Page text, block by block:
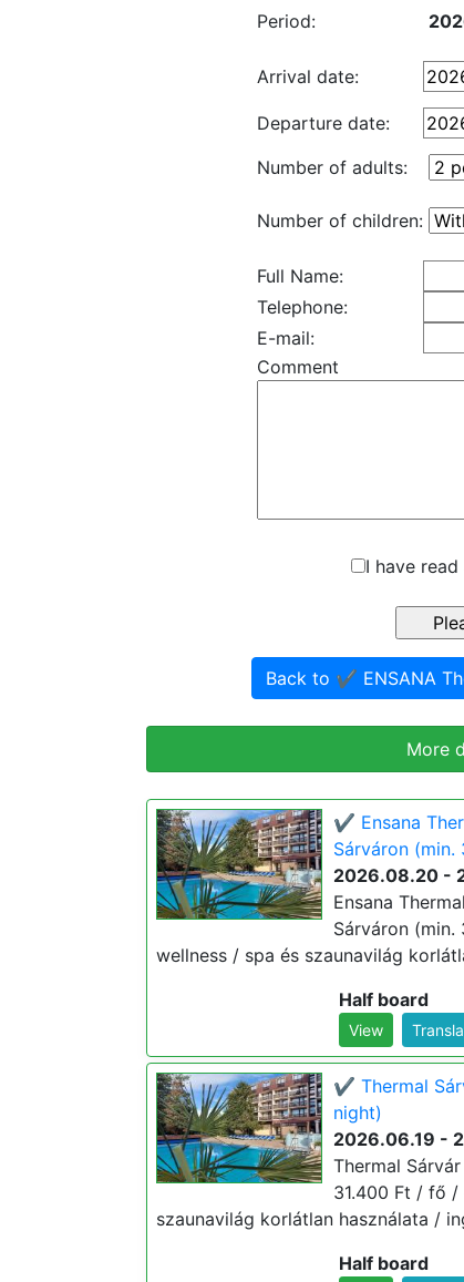
Period:
Arrival date:
Departure date:
Number of adults:
Number of children:
Full Name:
Telephone:
E-mail:
Comment
I have
Back to ✔️ ENSANA
More
✔️ Ensana
Sárváron (min.
2026.08.20 -
Ensana
Sárváron
wellness / spa és szaunavilág
Half board
View
✔️ Thermal
night)
2026.06.19 -
Thermal
31.400 Ft / fő
szaunavilág korlátlan használata /
Half board